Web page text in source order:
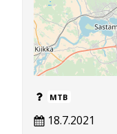
MTB
18.7.2021